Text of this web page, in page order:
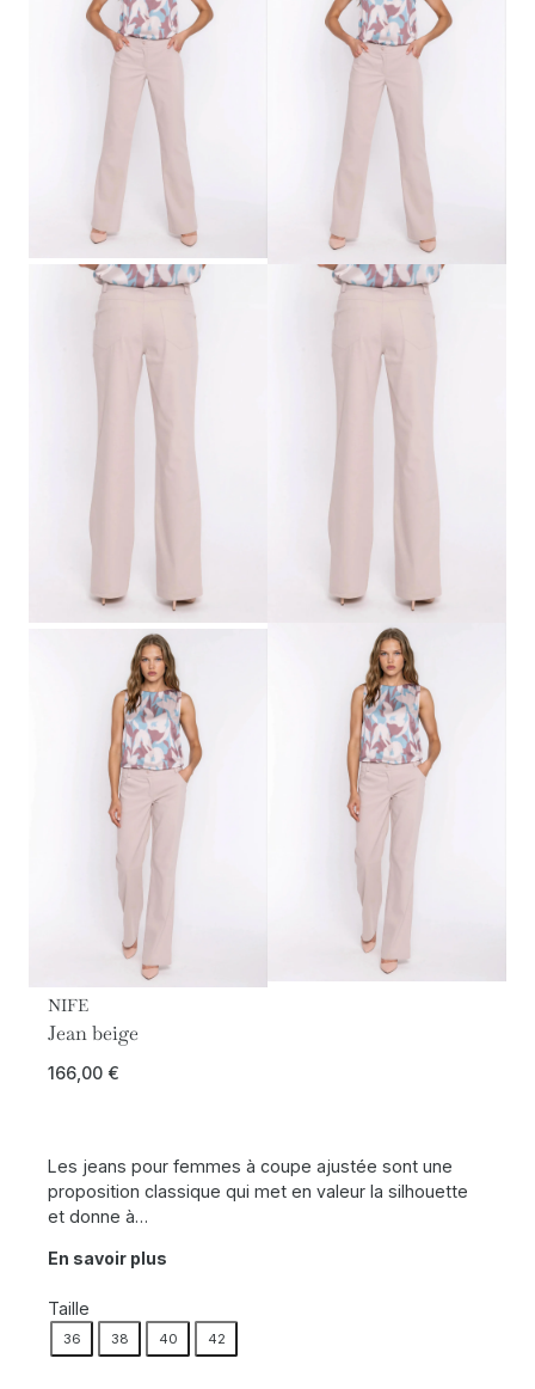
NIFE
Jean beige
166,00 €
Les jeans pour femmes à coupe ajustée sont une
proposition classique qui met en valeur la silhouette
et donne à…
En savoir plus
Taille
36 38 40 42